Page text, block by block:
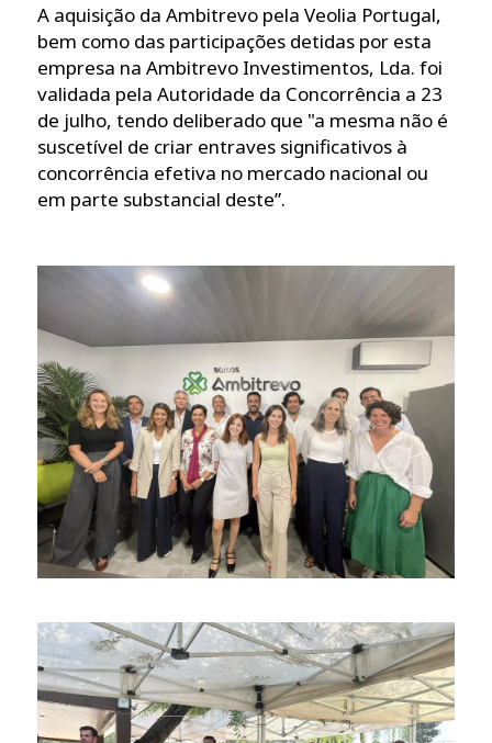
A aquisição da Ambitrevo pela Veolia Portugal,
bem como das participações detidas por esta
empresa na Ambitrevo Investimentos, Lda. foi
validada pela Autoridade da Concorrência a 23
de julho, tendo deliberado que "a mesma não é
suscetível de criar entraves significativos à
concorrência efetiva no mercado nacional ou
em parte substancial deste”.